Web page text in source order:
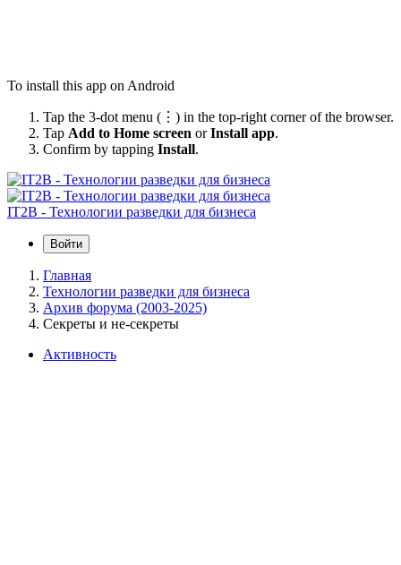
To install this app on Android
Tap the 3-dot menu (⋮) in the top-right corner of the browser.
Tap Add to Home screen orInstall app.
Confirm by tapping Install.
IT2B - Технологии разведки для бизнеса
Войти
Главная
Технологии разведки для бизнеса
Архив форума (2003-2025)
Секреты и не-секреты
Активность